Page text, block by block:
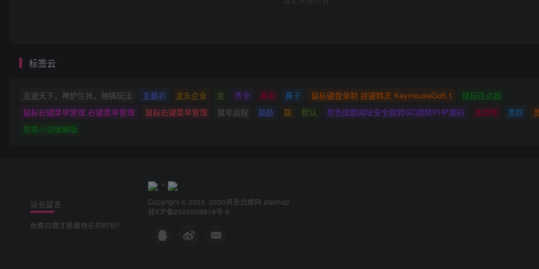
标签云
龙途天下，神炉生肖，熔铸玩法 龙最初 龙头企业 龙 齐全 鼻祖 鼻子 鼠标键盘录制 按键精灵 KeymouseGo5.1
鼠标连点器
鼠标右键菜单管理 右键菜单管理
鼠标右键菜单管理 鼠年运程 鼓励 鼓 默认 黑色炫酷网址安全跳转GO跳转PHP源码 黑群晖 黑群
黑猫小说破解版
站长留言
免费白嫖才是最快乐的时刻！
Copyright © 2025· 2030资源白嫖网 sitemap
桂ICP备2020009819号-5